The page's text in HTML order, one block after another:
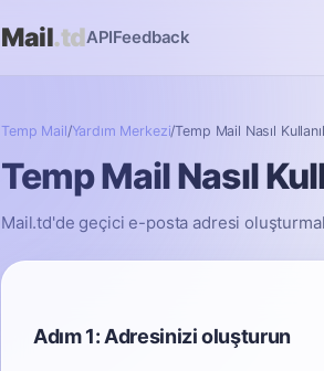
Mail.tdAPIFeedback
Temp Mail/Yardım Merkezi/Temp Mail Nasıl
Temp Mail Nasıl
Mail.td'de geçici e-posta adresi
Adım 1: Adresinizi oluşturun